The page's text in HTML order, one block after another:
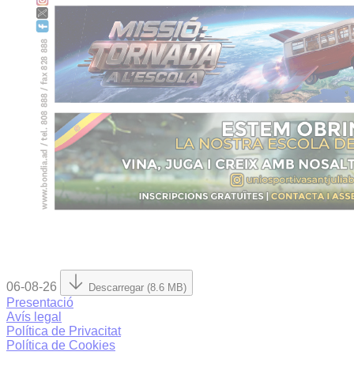
06-08-26 Descarregar (8.6 MB)
Presentació
Avís legal
Política de Privacitat
Política de Cookies